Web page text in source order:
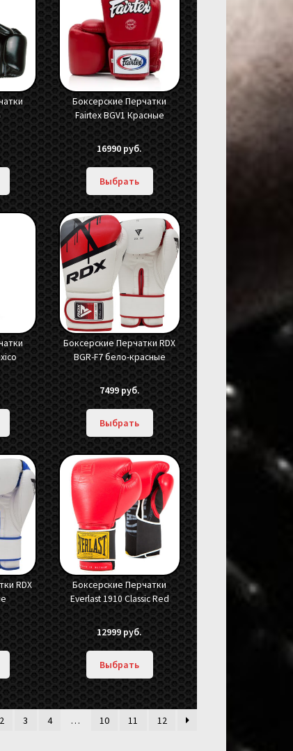
Боксерские Перчатки
Fairtex BGV1 Красные
16990 руб.
Выбрать
Боксерские Перчатки RDX
BGR-F7 бело-красные
7499руб.
Выбрать
RDX
Боксерские Перчатки
Everlast 1910 Classic Red
12999 руб.
Выбрать
2 3 4 … 10 11 12